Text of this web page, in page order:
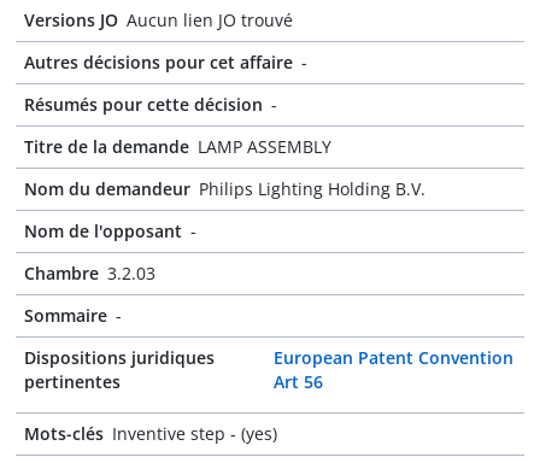
Versions JO Aucun lien JO trouvé
Autres décisions pour cet affaire -
Résumés pour cette décision -
Titre de la demande LAMP ASSEMBLY
Nom du demandeur Philips Lighting Holding B.V.
Nom de l'opposant -
Chambre 3.2.03
Sommaire -
Dispositions juridiques
pertinentes
European Patent Convention
Art 56
Mots-clés Inventive step - (yes)